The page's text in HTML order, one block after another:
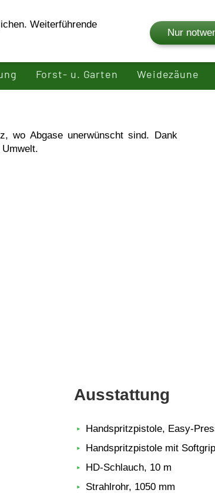
Produkte
Forst- u. Garten Weidezäune
wo Abgase unerwünscht sind. Dank
Ausstattung
Handspritzpistole, Easy-
Handspritzpistole mit
HD-Schlauch, 10 m
Strahlrohr, 1050 mm
Weiterführende
Nur